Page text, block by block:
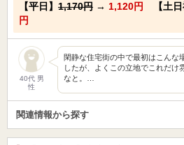
【平日】 1,170円 → 1,120円 【土日
円
40代 男
性
閑静な住宅街の中で最初はこんな
したが、よくこの立地でこれだけ
なと。…
関連情報から探す